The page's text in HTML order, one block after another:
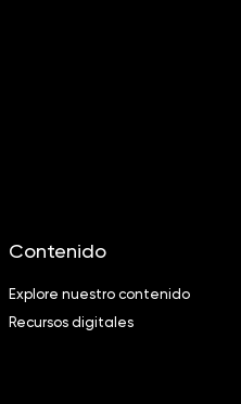
Contenido
Explore nuestro contenido
Recursos digitales